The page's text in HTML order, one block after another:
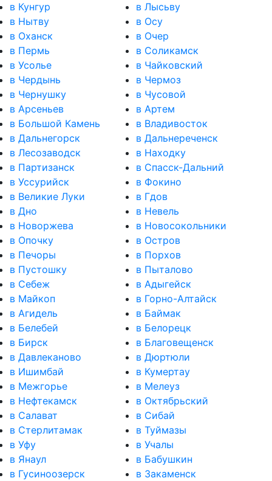
в Кунгур
в Лысьву
в Нытву
в Осу
в Оханск
в Очер
в Пермь
в Соликамск
в Усолье
в Чайковский
в Чердынь
в Чермоз
в Чернушку
в Чусовой
в Арсеньев
в Артем
в Большой Камень
в Владивосток
в Дальнегорск
в Дальнереченск
в Лесозаводск
в Находку
в Партизанск
в Спасск-Дальний
в Уссурийск
в Фокино
в Великие Луки
в Гдов
в Дно
в Невель
в Новоржева
в Новосокольники
в Опочку
в Остров
в Печоры
в Порхов
в Пустошку
в Пыталово
в Себеж
в Адыгейск
в Майкоп
в Горно-Алтайск
в Агидель
в Баймак
в Белебей
в Белорецк
в Бирск
в Благовещенск
в Давлеканово
в Дюртюли
в Ишимбай
в Кумертау
в Межгорье
в Мелеуз
в Нефтекамск
в Октябрьский
в Салават
в Сибай
в Стерлитамак
в Туймазы
в Уфу
в Учалы
в Янаул
в Бабушкин
в Гусиноозерск
в Закаменск